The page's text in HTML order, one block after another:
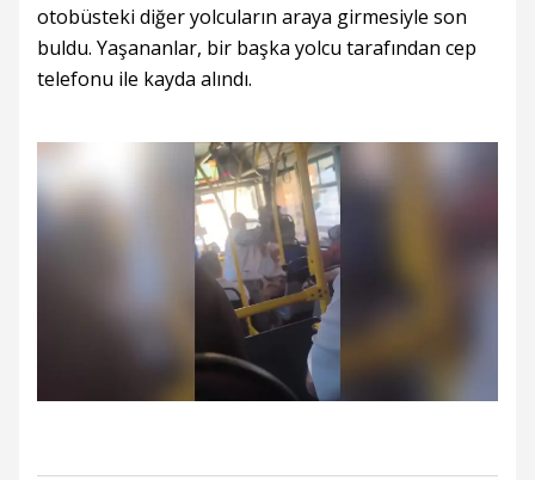
otobüsteki diğer yolcuların araya girmesiyle son
buldu. Yaşananlar, bir başka yolcu tarafından cep
telefonu ile kayda alındı.